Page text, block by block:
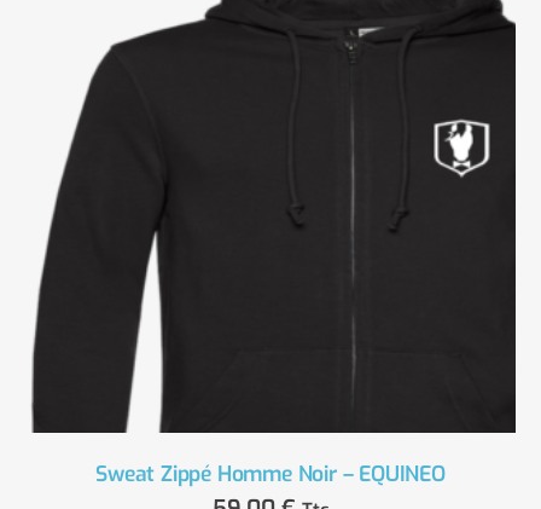
Sweat Zippé Homme Noir – EQUINEO